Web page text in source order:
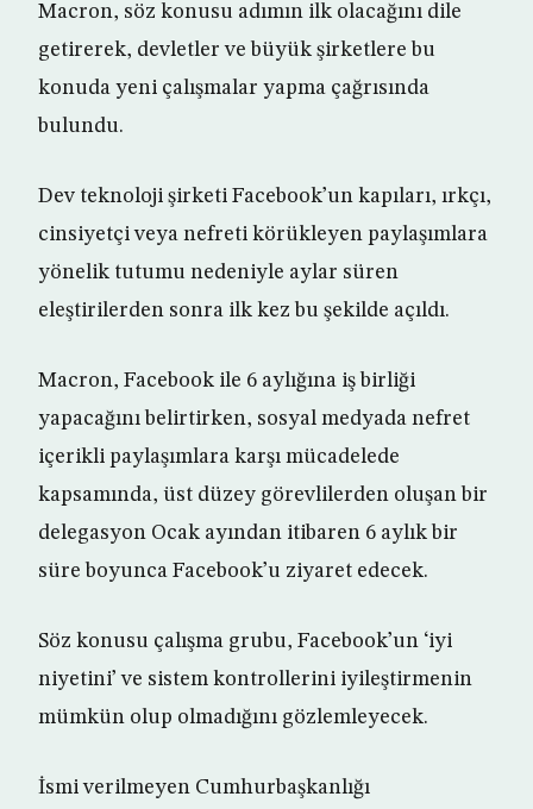
Macron, söz konusu adımın ilk olacağını dile
getirerek, devletler ve büyük şirketlere bu
konuda yeni çalışmalar yapma çağrısında
bulundu.
Dev teknoloji şirketi Facebook’un kapıları, ırkçı,
cinsiyetçi veya nefreti körükleyen paylaşımlara
yönelik tutumu nedeniyle aylar süren
eleştirilerden sonra ilk kez bu şekilde açıldı.
Macron, Facebook ile 6 aylığına iş birliği
yapacağını belirtirken, sosyal medyada nefret
içerikli paylaşımlara karşı mücadelede
kapsamında, üst düzey görevlilerden oluşan bir
delegasyon Ocak ayından itibaren 6 aylık bir
süre boyunca Facebook’u ziyaret edecek.
Söz konusu çalışma grubu, Facebook’un ‘iyi
niyetini’ ve sistem kontrollerini iyileştirmenin
mümkün olup olmadığını gözlemleyecek.
İsmi verilmeyen Cumhurbaşkanlığı